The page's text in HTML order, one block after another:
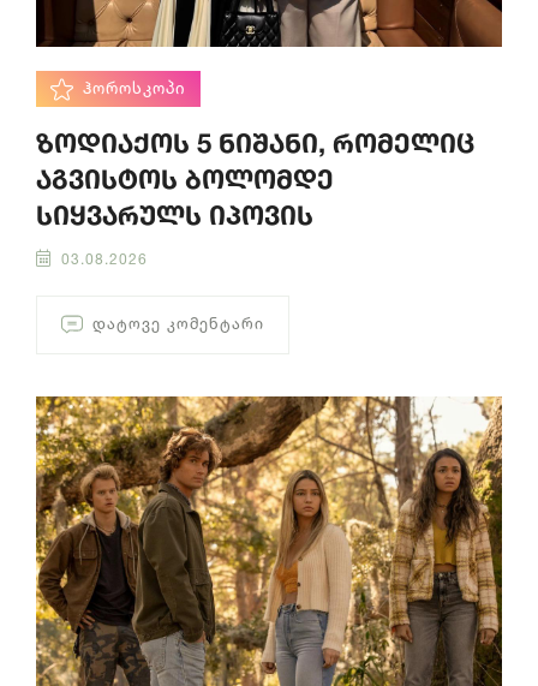
ᲰᲝᲠᲝᲡᲙᲝᲞᲘ
ზოდიაქოს 5 ნიშანი, რომელიც
აგვისტოს ბოლომდე
სიყვარულს იპოვის
03.08.2026
ᲓᲐᲢᲝᲕᲔ ᲙᲝᲛᲔᲜᲢᲐᲠᲘ